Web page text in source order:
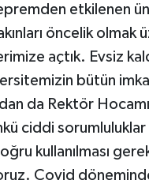
etkilenen
öncelik olmak
açtık. Evsiz
bütün
da Rektör
ciddi sorumluluklar
kullanılması
Covid